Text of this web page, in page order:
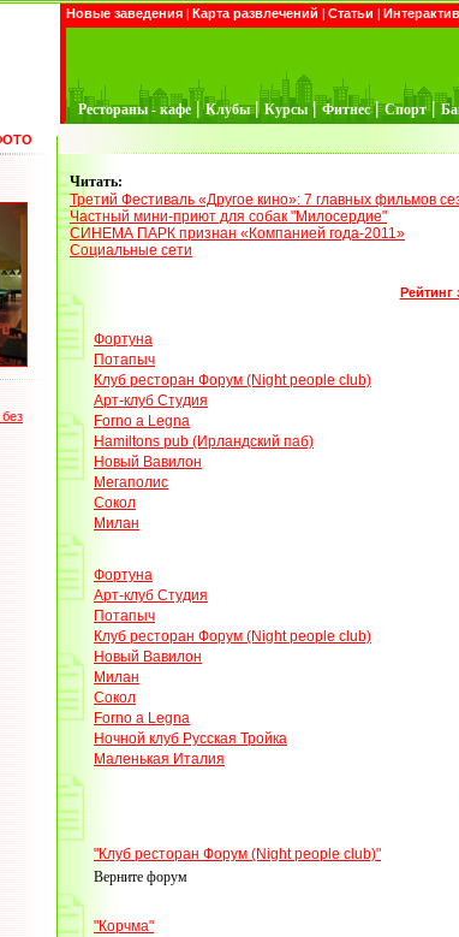
Новые заведения | Карта развлечений | Статьи | Интерактив
Рестораны - кафе | Клубы | Курсы | Фитнес | Спорт |
Читать:
Третий Фестиваль «Другое кино»: 7 главных фильмов
Частный мини-приют для собак "Милосердие"
СИНЕМА ПАРК признан «Компанией года-2011»
Социальные сети
Рейтинг
Фортуна
Потапыч
Клуб ресторан Форум (Night people club)
Арт-клуб Студия
Forno a Legna
Hamiltons pub (Ирландский паб)
Новый Вавилон
Мегаполис
Сокол
Милан
Фортуна
Арт-клуб Студия
Потапыч
Клуб ресторан Форум (Night people club)
Новый Вавилон
Милан
Сокол
Forno a Legna
Ночной клуб Русская Тройка
Маленькая Италия
"Клуб ресторан Форум (Night people club)"
Верните форум
"Корчма"